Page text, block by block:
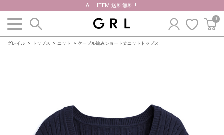
ALL ITEM 送料無料 !!
0
グレイル トップス ニット ケーブル編みショート丈ニットトップス